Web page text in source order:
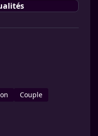
Couple